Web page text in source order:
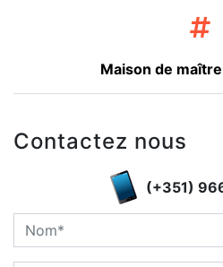
Maison de
Contactez nous
(+351)